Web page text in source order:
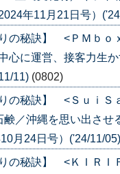
年11月21日号）
りの秘訣】 <ＰＭｂ
心に運営、接客力生
11) (0802)
りの秘訣】 <Ｓｕｉ
／沖縄を思い出させ
月24日号）('24/11/05)
りの秘訣】 <ＫＩＲ